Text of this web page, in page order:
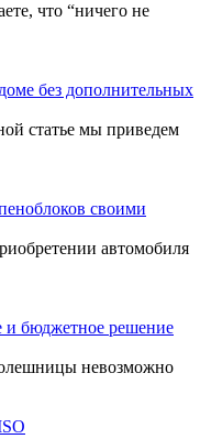
что “ничего не
без дополнительных
статье мы приведем
своими
автомобиля
и бюджетное решение
невозможно